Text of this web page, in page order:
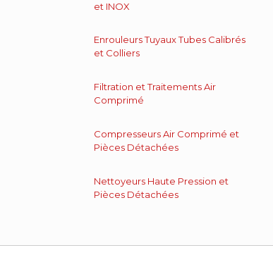
et INOX
Enrouleurs Tuyaux Tubes Calibrés
et Colliers
Filtration et Traitements Air
Comprimé
Compresseurs Air Comprimé et
Pièces Détachées
Nettoyeurs Haute Pression et
Pièces Détachées